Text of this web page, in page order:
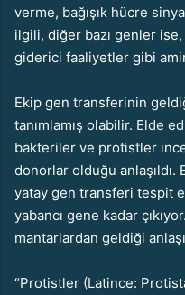
verme, bağışık hücre
ilgili, diğer bazı genler
giderici faaliyetler gibi
Ekip gen transferinin
tanımlamış olabilir. Elde
bakteriler ve protistler
donorlar olduğu anlaşıldı.
yatay gen transferi tespit
yabancı gene kadar
mantarlardan geldiği
“Protistler (Latince: